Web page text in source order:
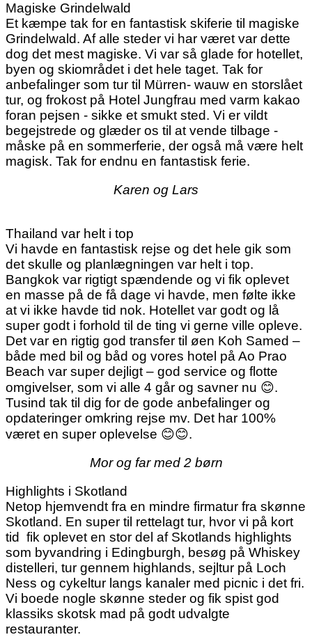
Magiske Grindelwald
Et kæmpe tak for en fantastisk skiferie til magiske
Grindelwald. Af alle steder vi har været var dette
dog det mest magiske. Vi var så glade for hotellet,
byen og skiområdet i det hele taget. Tak for
anbefalinger som tur til Mürren- wauw en storslået
tur, og frokost på Hotel Jungfrau med varm kakao
foran pejsen - sikke et smukt sted. Vi er vildt
begejstrede og glæder os til at vende tilbage -
måske på en sommerferie, der også må være helt
magisk. Tak for endnu en fantastisk ferie.
Karen og Lars
Thailand var helt i top
Vi havde en fantastisk rejse og det hele gik som
det skulle og planlægningen var helt i top.
Bangkok var rigtigt spændende og vi fik oplevet
en masse på de få dage vi havde, men følte ikke
at vi ikke havde tid nok. Hotellet var godt og lå
super godt i forhold til de ting vi gerne ville opleve.
Det var en rigtig god transfer til øen Koh Samed –
både med bil og båd og vores hotel på Ao Prao
Beach var super dejligt – god service og flotte
omgivelser, som vi alle 4 går og savner nu 😊.
Tusind tak til dig for de gode anbefalinger og
opdateringer omkring rejse mv. Det har 100%
været en super oplevelse 😊😊.
Mor og far med 2 børn
Highlights i Skotland
Netop hjemvendt fra en mindre firmatur fra skønne
Skotland. En super til rettelagt tur, hvor vi på kort
tid fik oplevet en stor del af Skotlands highlights
som byvandring i Edingburgh, besøg på Whiskey
distelleri, tur gennem highlands, sejltur på Loch
Ness og cykeltur langs kanaler med picnic i det fri.
Vi boede nogle skønne steder og fik spist god
klassiks skotsk mad på godt udvalgte
restauranter.